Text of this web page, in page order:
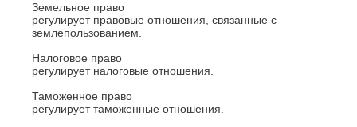
Земельное право
регулирует правовые отношения, связанные с
землепользованием.
Налоговое право
регулирует налоговые отношения.
Таможенное право
регулирует таможенные отношения.